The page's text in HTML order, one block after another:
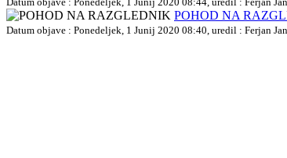
POHOD NA
Datum objave : Ponedeljek, 1 Junij 2020 08:40, uredil : Ferjan